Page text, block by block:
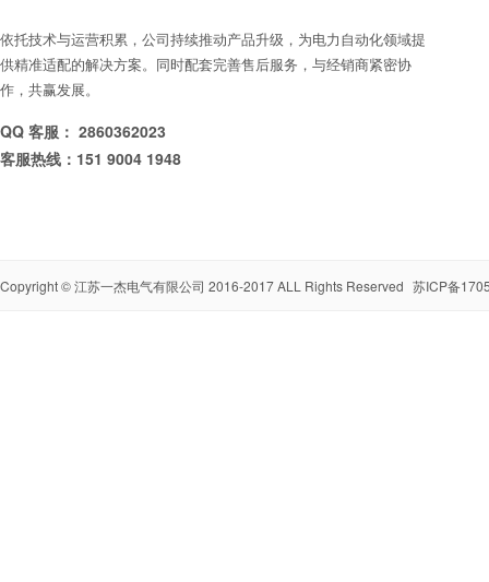
依托技术与运营积累，公司持续推动产品升级，为电力自动化领域提
供精准适配的解决方案。同时配套完善售后服务，与经销商紧密协
作，共赢发展。
QQ 客服： 2860362023
客服热线：151 9004 1948
Copyright ©江苏一杰电气有限公司 2016-2017 ALL Rights Reserved 苏ICP备